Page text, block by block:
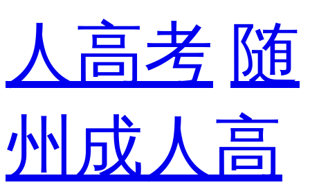
人高考 随
州成人高